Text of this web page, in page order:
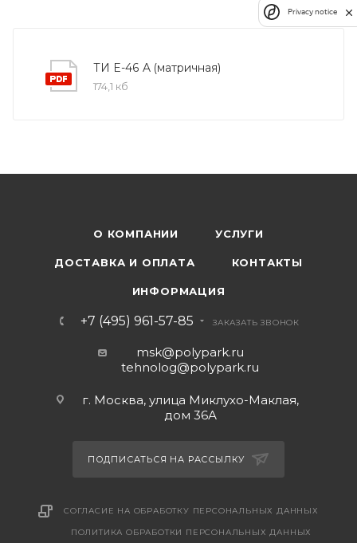
ТИ E-46 A (матричная)
174,1 кб
О КОМПАНИИ УСЛУГИ
ДОСТАВКА И ОПЛАТА КОНТАКТЫ
ИНФОРМАЦИЯ
+7 (495) 961-57-85 ЗАКАЗАТЬ ЗВОНОК
msk@polypark.ru
tehnolog@polypark.ru
г. Москва, улица Миклухо-Маклая,
дом 36А
ПОДПИСАТЬСЯ НА РАССЫЛКУ
СОГЛАСИЕ НА ОБРАБОТКУ ПЕРСОНАЛЬНЫХ ДАННЫХ
ПОЛИТИКА ОБРАБОТКИ ПЕРСОНАЛЬНЫХ ДАННЫХ
Privacy notice